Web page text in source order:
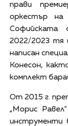
прави
оркестър на
Софийската
2022/2023 тя
написан
Конесон,
комплект
От 2015 г.
„Морис
инструменти